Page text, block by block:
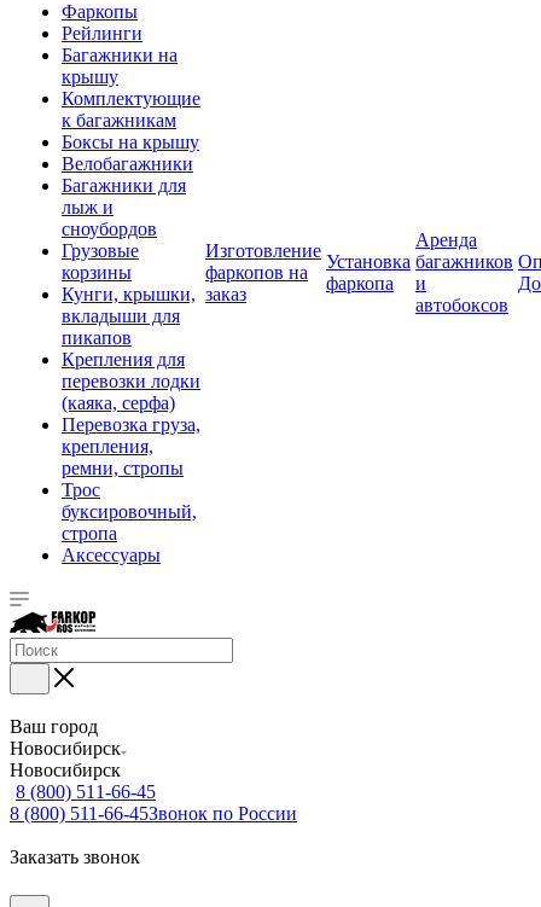
Фаркопы
Рейлинги
Багажники на
крышу
Комплектующие
к багажникам
Боксы на крышу
Велобагажники
Багажники для
лыж и
сноубордов
Грузовые
корзины
Кунги, крышки,
вкладыши для
пикапов
Крепления для
перевозки лодки
(каяка, серфа)
Перевозка груза,
крепления,
ремни, стропы
Трос
буксировочный,
стропа
Аксессуары
Изготовление
фаркопов на
заказ
Установка
фаркопа
Аренда
багажников
и
автобоксов
Ваш город
Новосибирск
Новосибирск
8 (800) 511-66-45
8 (800) 511-66-45Звонок по России
Заказать звонок